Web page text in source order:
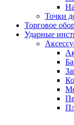
Точки
Торговое
Ударные